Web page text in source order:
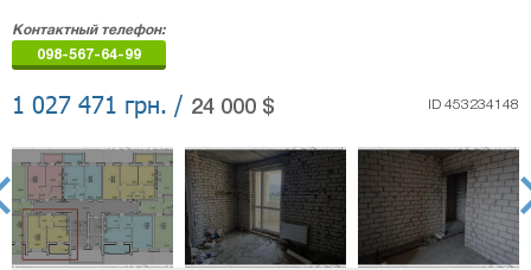
недвижимости
"Аверс"
Контактный телефон:
098-567-64-99
1 027 471 грн. / 24 000 $ ID 453234148